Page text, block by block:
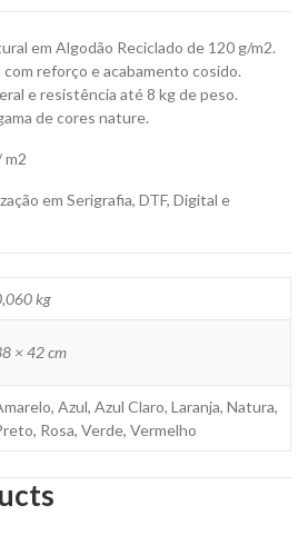
em Algodão Reciclado de 120 g/m2.
reforço e acabamento cosido.
e resistência até 8 kg de peso.
de cores nature.
m2
em Serigrafia, DTF, Digital e
kg
× 42 cm
Azul, Azul Claro, Laranja, Natura,
Rosa, Verde, Vermelho